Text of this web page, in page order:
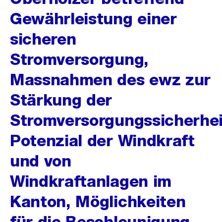
Gewährleistung einer
sicheren
Stromversorgung,
Massnahmen des ewz zur
Stärkung der
Potenzial der Windkraft
und von
Windkraftanlagen im
Kanton, Möglichkeiten